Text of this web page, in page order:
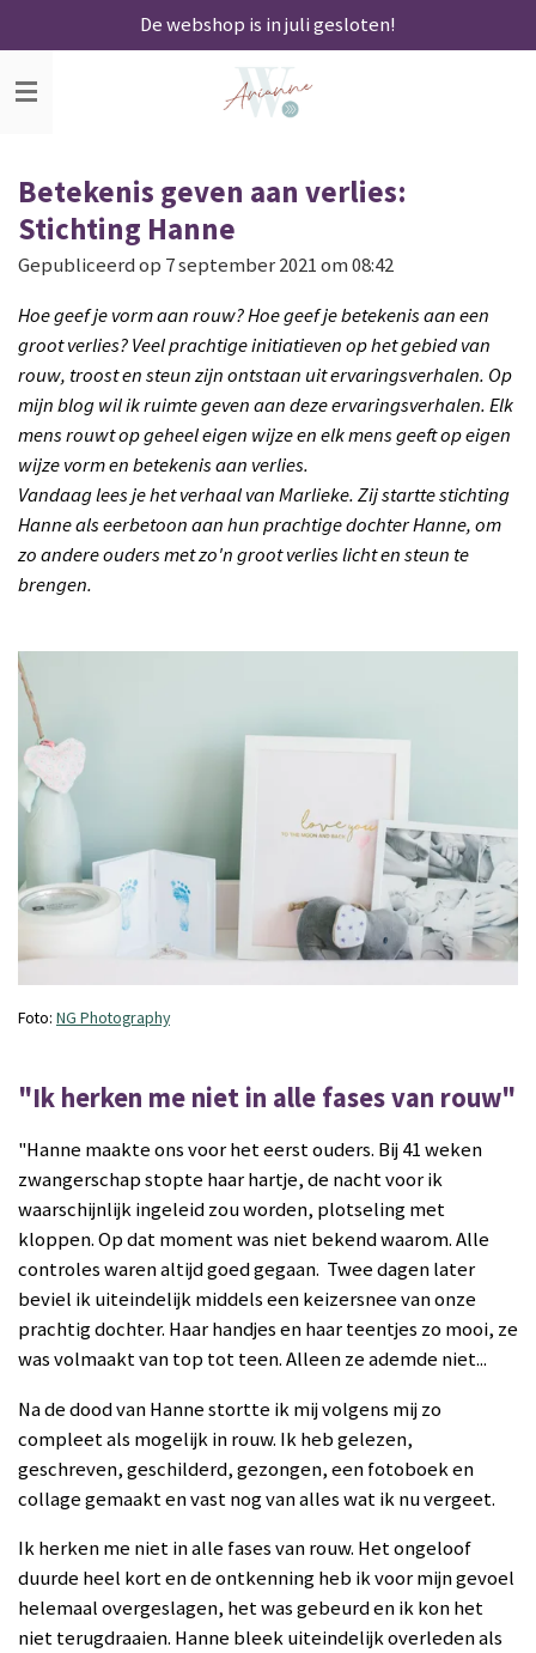
direct
naar
De webshop is in juli gesloten!
Betekenis geven aan verlies:
Stichting Hanne
Gepubliceerd op 7 september 2021 om 08:42
Hoe geef je vorm aan rouw? Hoe geef je betekenis aan een
groot verlies? Veel prachtige initiatieven op het gebied van
rouw, troost en steun zijn ontstaan uit ervaringsverhalen. Op
mijn blog wil ik ruimte geven aan deze ervaringsverhalen. Elk
mens rouwt op geheel eigen wijze en elk mens geeft op eigen
wijze vorm en betekenis aan verlies.
Vandaag lees je het verhaal van Marlieke. Zij startte stichting
Hanne als eerbetoon aan hun prachtige dochter Hanne, om
zo andere ouders met zo'n groot verlies licht en steun te
brengen.
Foto: NG Photography
"Ik herken me niet in alle fases van rouw"
"Hanne maakte ons voor het eerst ouders. Bij 41 weken
zwangerschapstopte haar hartje,de nacht voor ik
waarschijnlijk ingeleid zou worden, plotseling met
kloppen. Op dat moment was niet bekend waarom.Alle
controles waren altijd goed gegaan. Tweedagen later
beviel ik uiteindelijk middels een keizersneevan onze
prachtig dochter. Haar handjes en haar teentjes zo mooi, ze
was volmaakt van top tot teen. Alleen ze ademde niet...
Na de dood vanHanne stortte ik mij volgens mijzo
compleet als mogelijk in rouw. Ik heb gelezen,
geschreven, geschilderd, gezongen, een fotoboek en
collage gemaakt en vast nog van alles wat ik nu vergeet.
Ik herken me niet in alle fasesvan rouw. Het ongeloof
duurde heel kort en de ontkenning heb ik voor mijn gevoel
helemaal overgeslagen, het was gebeurd en ik kon het
niet terugdraaien. Hanne bleek uiteindelijk overleden als